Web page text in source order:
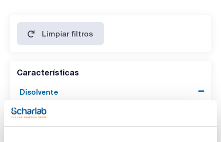
Limpiar filtros
Características
Disolvente
Acetonitrile